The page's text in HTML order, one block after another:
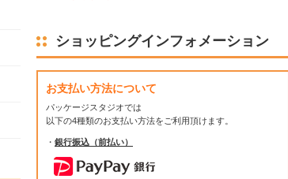
ショッピングインフォメーション
お支払い方法について
パッケージスタジオでは
以下の4種類のお支払い方法をご利用頂けます。
・ 銀行振込（前払い）